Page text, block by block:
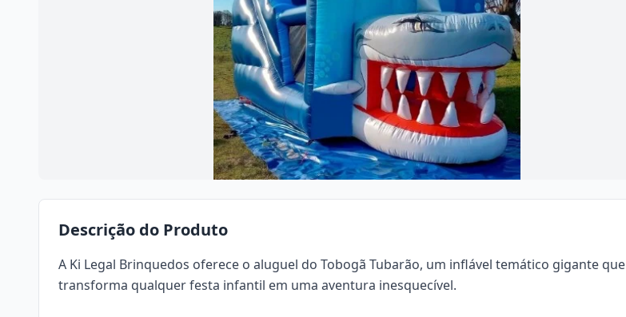
Descrição do Produto
A Ki Legal Brinquedos oferece o aluguel do Tobogã Tubarão, um inflável temático gigante que
transforma qualquer festa infantil em uma aventura inesquecível.